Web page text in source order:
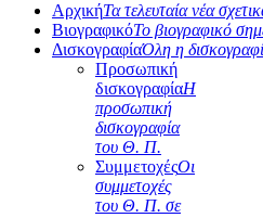
ΑρχικήΤα τελευταία νέα
ΒιογραφικόΤο βιογραφικό
ΔισκογραφίαΌλη η
Προσωπική
δισκογραφίαΗ
προσωπική
δισκογραφία
του Θ. Π.
ΣυμμετοχέςΟι
συμμετοχές
του Θ. Π. σε